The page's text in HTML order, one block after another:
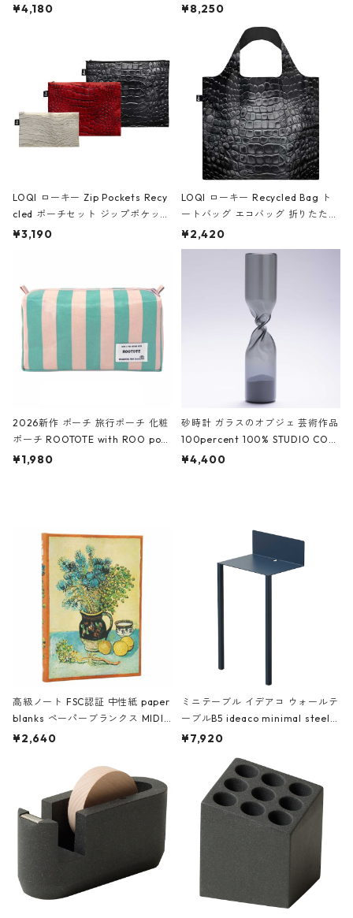
ミエ-B ショルダーバッグ グロスピ
¥4,180
ボストンバッグ ショルダーバッグ
Black ジャン=ミッシェル・バスキ
ア/クラウン ブラック
¥8,250
LOQI ローキー Zip Pockets Recy
cled ポーチセット ジップポケット
ファスナーポーチ 撥水加工 トラベ
ーガンディー、オフホワイト
¥3,190
LOQI ローキー Recycled Bag ト
ートバッグ エコバッグ 折りたたみ
大きめ 撥水加工 収納ポーチ CRO
CODILE/Black クロコダイル/ブラ
¥2,420
2026新作 ポーチ 旅行ポーチ 化粧
ポーチ ROOTOTE with ROO pou
ch 3532 ルートート WR.ポーチ.ラ
¥1,980
砂時計 ガラスのオブジェ 芸術作品
100percent 100% STUDIO COH
AKU Timeless 100パーセント ス
¥4,400
高級ノート FSC認証 中性紙 paper
blanks ペーパーブランクス MIDI
ハードカバー 罫線 ヴァン・ゴッホ
¥2,640
ミニテーブル イデアコ ウォールテ
ーブルB5 ideaco minimal steel f
urniture WALL Table B5 ネイビー
¥7,920